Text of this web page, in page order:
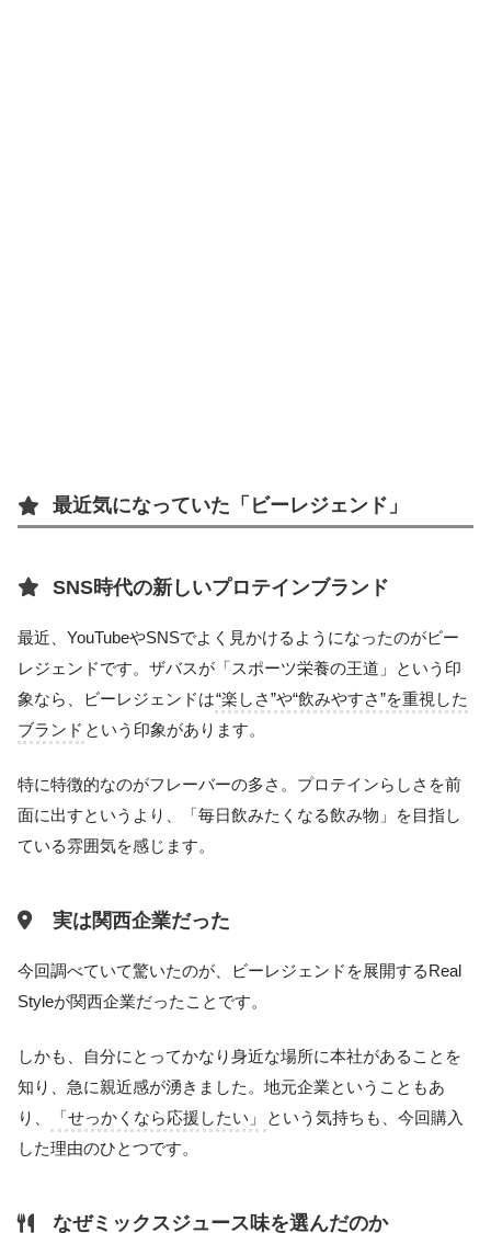
最近気になっていた「ビーレジェンド」
SNS時代の新しいプロテインブランド
最近、YouTubeやSNSでよく見かけるようになったのがビー
レジェンドです。ザバスが「スポーツ栄養の王道」という印
象なら、ビーレジェンドは“楽しさ”や“飲みやすさ”を重視した
ブランド という印象があります。
特に特徴的なのがフレーバーの多さ。プロテインらしさを前
面に出すというより、「毎日飲みたくなる飲み物」を目指し
ている雰囲気を感じます。
実は関西企業だった
今回調べていて驚いたのが、ビーレジェンドを展開するReal
Styleが関西企業だったことです。
しかも、自分にとってかなり身近な場所に本社があることを
知り、急に親近感が湧きました。地元企業ということもあ
り、
「せっかくなら応援したい」
という気持ちも、今回購入
した理由のひとつです。
なぜミックスジュース味を選んだのか